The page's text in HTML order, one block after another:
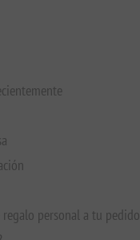
personal a tu pedido